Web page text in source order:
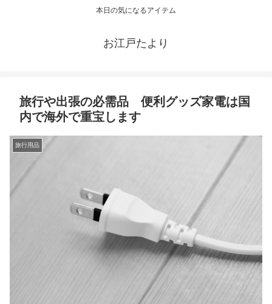
本日の気になるアイテム
お江戸たより
旅行や出張の必需品 便利グッズ家電は国
内で海外で重宝します
旅行用品